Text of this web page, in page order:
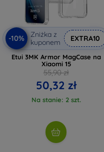
-10%
Zniżka z
kuponem
EXTRA10
Etui 3MK Armor MagCase na
Xiaomi 15
55,90 zł
50,32 zł
Na stanie: 2 szt.